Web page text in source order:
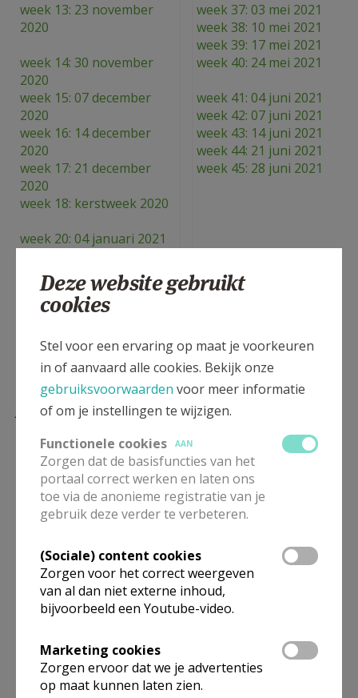
week 13: 23 november
2020
week 14: 30 november
2020
week 15: 07 december
2020
week 16: 14 december
2020
week 17: 21 december
2020
week 18: kerstweek 2020
week 20: 04 januari 2021
week 22: 18 januari 2021
week 23: 25 januari 2021
week 37: 03 mei 2021
week 38: 10 mei 2021
week 39: 17 mei 2021
week 40: 24 mei 2021
week 41: 04 juni 2021
week 42: 07 juni 2021
week 43: 14 juni 2021
week 44: 21 juni 2021
week 45: 28 juni 2021
Archief
gebed van de week: schooljaar 2019-2020
gebed van de week: schooljaar 2018-2019
gebed van de week: schooljaar 2017-2018
het archief van de voorbije jaren vind je hier:
scroll voldoende naar beneden om de voorbije
schooljaren te zien
Deze website gebruikt
cookies
Stel voor een ervaring op maat je voorkeuren
in of aanvaard alle cookies. Bekijk onze
gebruiksvoorwaarden voor meer informatie
of om je instellingen te wijzigen.
Functionele cookies
AAN
Zorgen dat de basisfuncties van het
portaal correct werken en laten ons
toe via de anonieme registratie van je
gebruik deze verder te verbeteren.
(Sociale) content cookies
Zorgen voor het correct weergeven
van al dan niet externe inhoud,
bijvoorbeeld een Youtube-video.
Marketing cookies
Zorgen ervoor dat we je advertenties
op maat kunnen laten zien.